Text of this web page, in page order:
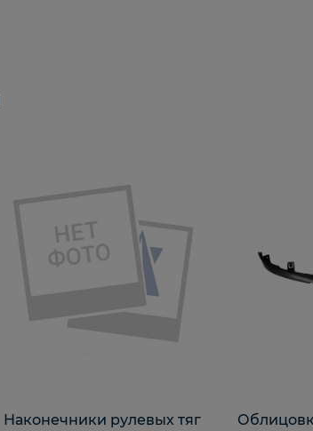
Наконечники рулевых тяг